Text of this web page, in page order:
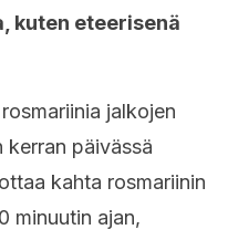
kuten eteerisenä
jalkojen
kerran päivässä
kahta rosmariinin
minuutin ajan,